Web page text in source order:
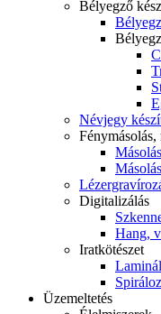
Bélyegző
Névjegy
Fénymásolás,
Digitalizálás
Hang,
Iratkötészet
Üzemeltetés